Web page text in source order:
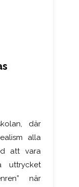
där
alla
att vara
uttrycket
när